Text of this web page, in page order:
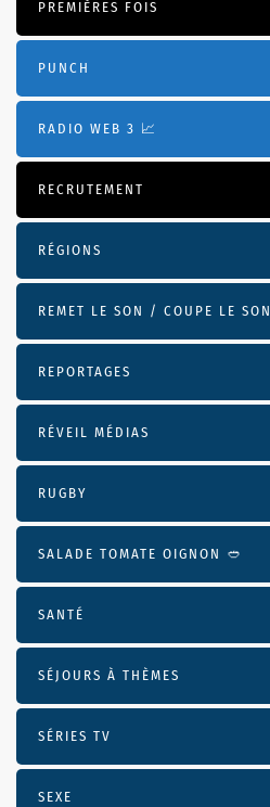
PREMIÈRES FOIS
PUNCH
RADIO WEB 3 📈
RECRUTEMENT
RÉGIONS
REMET LE SON / COUPE LE SON
REPORTAGES
RÉVEIL MÉDIAS
RUGBY
SALADE TOMATE OIGNON 🥙
SANTÉ
SÉJOURS À THÈMES
SÉRIES TV
SEXE